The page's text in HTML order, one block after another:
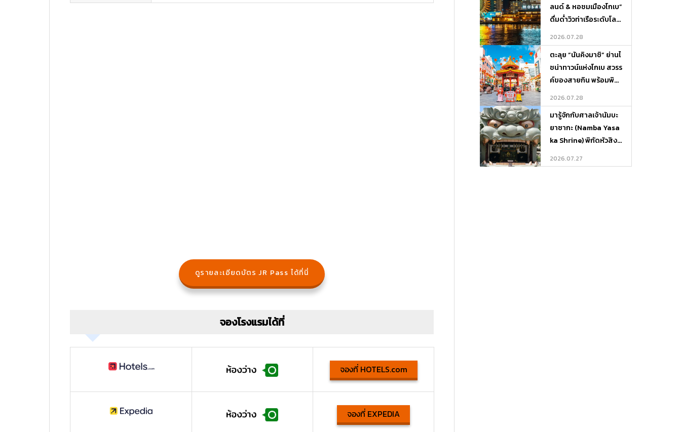
ดูรายละเอียดบัตร JR Pass ได้ที่นี่
จองโรงแรมได้ที่
จองที่ HOTELS.com
จองที่ EXPEDIA
ลนด์ & หอชมเมืองโกเบ”
ดื่มด่ำวิวท่าเรือระดับโลก
ยวรอบ ๆ
2026.07.28
ตะลุย “นันคิงมาชิ” ย่านไ
ชน่าทาวน์แห่งโกเบ สวรร
ค์ของสายกิน พร้อมพิกั
อง
2026.07.28
มารู้จักกับศาลเจ้านัมบะ
ยาซากะ (Namba Yasa
ka Shrine) พิกัดหัวสิงโ
ซาก้า พร้อมแจกแผนเที่
2026.07.27